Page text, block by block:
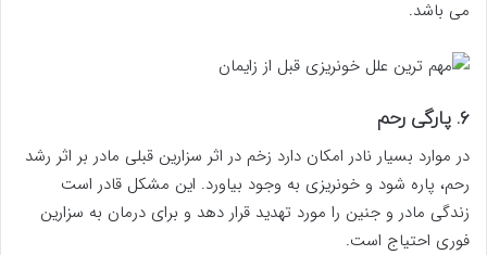
می باشد.
۶. پارگی رحم
در موارد بسیار نادر امکان دارد زخم در اثر سزارین قبلی مادر بر اثر رشد
رحم، پاره شود و خونریزی به وجود بیاورد. این مشکل قادر است
زندگی مادر و جنین را مورد تهدید قرار دهد و برای درمان به سزارین
فوری احتیاج است.